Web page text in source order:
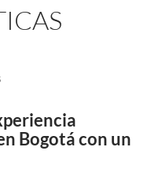
Bogotá con un